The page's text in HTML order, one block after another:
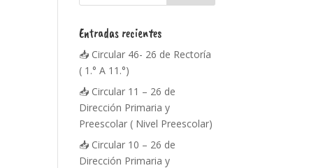
Entradas recientes
📥 Circular 46- 26 de Rectoría
( 1.° A 11.°)
📥 Circular 11 – 26 de
Dirección Primaria y
Preescolar ( Nivel Preescolar)
📥 Circular 10 – 26 de
Dirección Primaria y